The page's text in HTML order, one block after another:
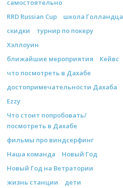
самостоятельно
RRD Russian Cup
школа Голландца
скидки
турнир по покеру
Хэллоуин
ближайшие мероприятия
Кейвс
что посмотреть в Дахабе
достопримечательности Дахаба
Ezzy
Что стоит попробовать/
посмотреть в Дахабе
фильмы про виндсерфинг
Наша команда
Новый Год
Новый Год на Ветратории
жизнь станции
дети